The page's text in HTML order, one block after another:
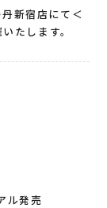
新宿店にて＜
たします。
ル発売